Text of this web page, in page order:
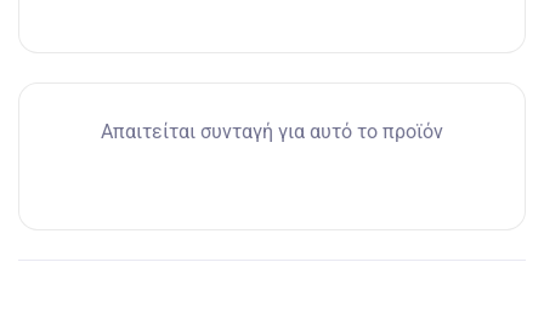
Απαιτείται συνταγή για αυτό το προϊόν